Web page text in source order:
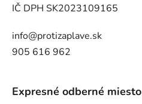
IČ DPH SK2023109165
info@protizaplave.sk
905 616 962
Expresné odberné miesto